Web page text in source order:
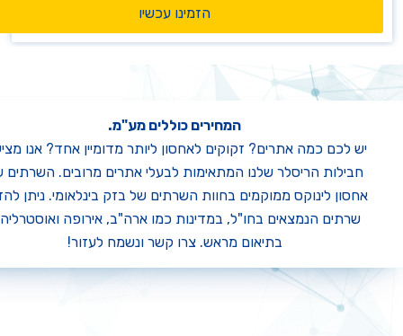
הזמינו עכשיו
המחירים כוללים מע"מ.
יש לכם כמה אתרים? זקוקים לאחסון ליותר מדומיין אחד? אנו מציעים
חבילות הריסלר שלנוהמתאימות לבעלי אתרים מרובים. השרתים של
אחסון לינוקס ממוקמים בחוות השרתים של בזק בינלאומי. ניתן להזמין
שרתים הנמצאים בחו"ל, במדינות כמו ארה"ב, אירופה ואוסטרליה -
בתיאום מראש.צרו קשרונשמח לעזור!